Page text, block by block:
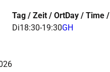
Tag / Zeit / OrtDay / Time
Di18:30-19:30GH